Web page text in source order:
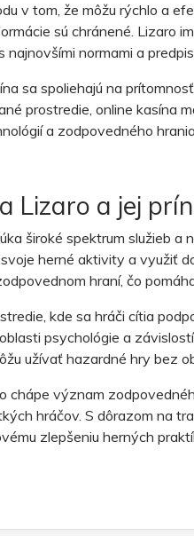
v tom, že môžu rýchlo a
sú chránené. Lizaro
najnovšími normami a
sa spoliehajú na
prostredie, online kasína
a zodpovedného
Lizaro a jej
široké spektrum služieb a
herné aktivity a využiť
hraní, čo
kde sa hráči cítia
psychológie a
užívať hazardné hry bez
chápe význam
hráčov. S dôrazom na
zlepšeniu herných